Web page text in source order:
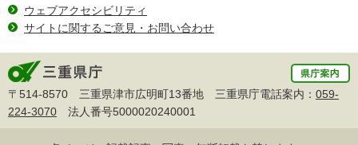
ウェブアクセシビリティ
サイトに関するご意見・お問い合わせ
〒514-8570 三重県津市広明町13番地 三重県庁電話案内： 059-
224-3070 法人番号5000020240001